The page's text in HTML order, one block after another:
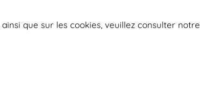
que sur les cookies, veuillez consulter notre